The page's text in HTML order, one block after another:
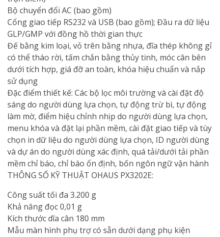
Bộ chuyển đổi AC (bao gồm)
Cổng giao tiếp RS232 và USB (bao gồm); Đầu ra dữ liệu
GLP/GMP với đồng hồ thời gian thực
Đế bằng kim loại, vỏ trên bằng nhựa, đĩa thép không gỉ
có thể tháo rời, tấm chắn bằng thủy tinh, móc cân bên
dưới tích hợp, giá đỡ an toàn, khóa hiệu chuẩn và nắp
sử dụng
Đặc điểm thiết kế: Các bộ lọc môi trường và cài đặt độ
sáng do người dùng lựa chọn, tự động trừ bì, tự động
làm mờ, điểm hiệu chỉnh nhịp do người dùng lựa chọn,
menu khóa và đặt lại phần mềm, cài đặt giao tiếp và tùy
chọn in dữ liệu do người dùng lựa chọn, ID người dùng
và dự án do người dùng xác định, quá tải/dưới tải phần
mềm chỉ báo, chỉ báo ổn định, bốn ngôn ngữ vận hành
THÔNG SỐ KỸ THUẬT OHAUS PX3202E:
Công suất tối đa 3.200 g
Khả năng đọc 0,01 g
Kích thước dĩa cân 180 mm
Mẫu màn hình phụ trợ có sẵn dưới dạng phụ kiện